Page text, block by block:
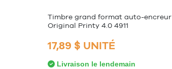
Timbre grand format auto-encreur
Original Printy 4.0 4911
17,89 $ UNITÉ
Livraison le lendemain